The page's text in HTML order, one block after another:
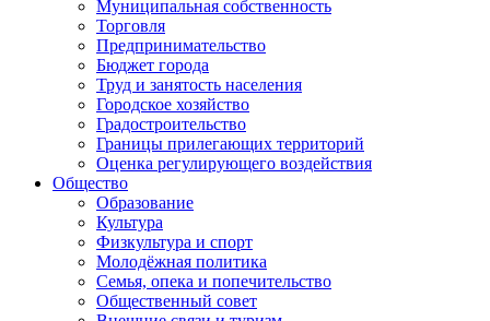
Муниципальная собственность
Торговля
Предпринимательство
Бюджет города
Труд и занятость населения
Городское хозяйство
Градостроительство
Границы прилегающих территорий
Оценка регулирующего воздействия
Общество
Образование
Культура
Физкультура и спорт
Молодёжная политика
Семья, опека и попечительство
Общественный совет